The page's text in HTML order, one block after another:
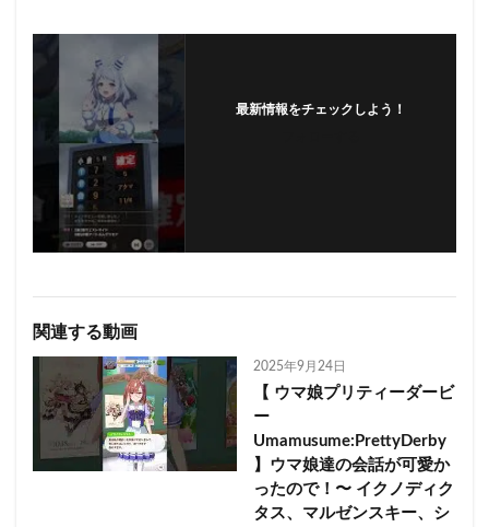
最新情報をチェックしよう！
関連する動画
2025年9月24日
【 ウマ娘プリティーダービ
ー
Umamusume:PrettyDerby
】ウマ娘達の会話が可愛か
ったので！〜 イクノディク
タス、マルゼンスキー、シ